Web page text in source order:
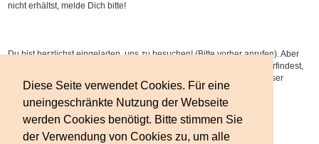
Diese Seite verwendet Cookies. Für eine
uneingeschränkte Nutzung der Webseite
werden Cookies benötigt. Bitte stimmen Sie
der Verwendung von Cookies zu, um alle
nicht erhältst, melde Dich bitte!
Du bist herzlichst eingeladen, uns zu besuchen! (Bitte vorher anrufen). Aber
schreck Dich nicht – es kann sein, dass Du mich am Kopf stehend vorfindest,
weil ich gerade mein tägliches Yoga-Programm absolviere: na ja, unser
Briefträger hat sich schon daran gewöhnt!